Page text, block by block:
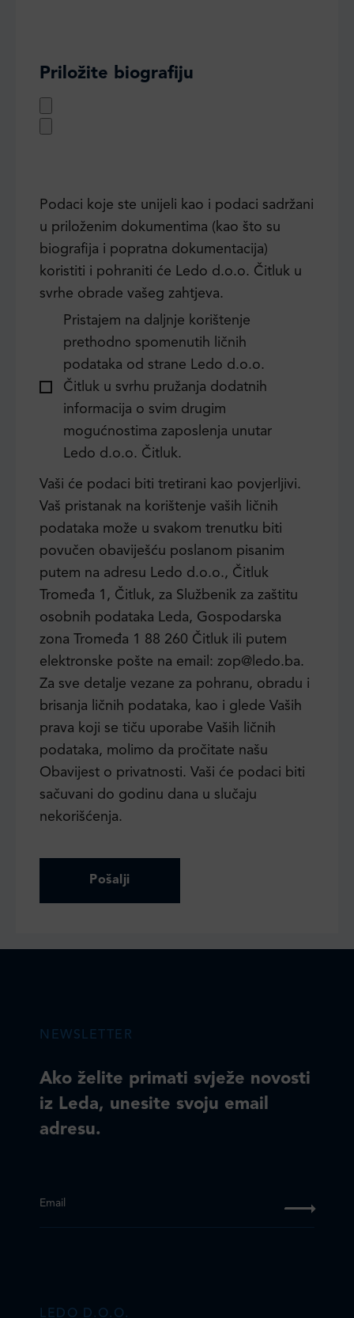
Priložite biografiju
Podaci koje ste unijeli kao i podaci sadržani
u priloženim dokumentima (kao što su
biografija i popratna dokumentacija)
koristiti i pohraniti će Ledo d.o.o. Čitluk u
svrhe obrade vašeg zahtjeva.
Pristajem na daljnje korištenje
prethodno spomenutih ličnih
podataka od strane Ledo d.o.o.
Čitluk u svrhu pružanja dodatnih
informacija o svim drugim
mogućnostima zaposlenja unutar
Ledo d.o.o. Čitluk.
Vaši će podaci biti tretirani kao povjerljivi.
Vaš pristanak na korištenje vaših ličnih
podataka može u svakom trenutku biti
povučen obaviješću poslanom pisanim
putem na adresu Ledo d.o.o., Čitluk
Tromeđa 1, Čitluk, za Službenik za zaštitu
osobnih podataka Leda, Gospodarska
zona Tromeđa 1 88 260 Čitluk ili putem
elektronske pošte na email: zop@ledo.ba.
Za sve detalje vezane za pohranu, obradu i
brisanja ličnih podataka, kao i glede Vaših
prava koji se tiču uporabe Vaših ličnih
podataka, molimo da pročitate našu
Obavijest o privatnosti. Vaši će podaci biti
sačuvani do godinu dana u slučaju
nekorišćenja.
NEWSLETTER
Ako želite primati svježe novosti
iz Leda, unesite svoju email
adresu.
Email
LEDO D.O.O.